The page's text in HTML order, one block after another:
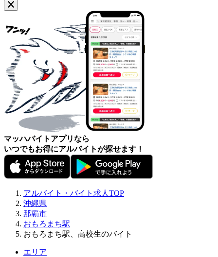
マッハバイトアプリなら
いつでもお得にアルバイトが探せます！
アルバイト・バイト求人TOP
沖縄県
那覇市
おもろまち駅
おもろまち駅、高校生のバイト
エリア